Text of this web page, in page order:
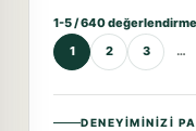
1-5 / 640 değerlendirme
1
2 3 …
DENEYIMINIZI